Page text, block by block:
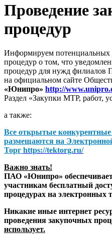
Проведение
процедур
Информируем потенциальных
процедур о том, что
процедур для нужд
на официальном сайте
«Юнипро» http://
Раздел «Закупки МТР, работ,
а также:
Все открытые
размещаются на
Торг https://tektorg.ru/
Важно знать!
ПАО «Юнипро»
участникам бесплатный
процедурах на электронных
Никакие иные интернет
проведения закупочных
использует.